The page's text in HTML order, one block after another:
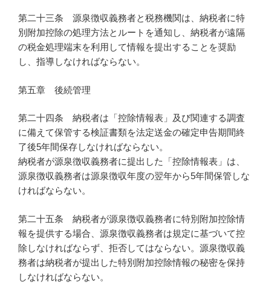
第二十三条 源泉徴収義務者と税務機関は、納税者に特
別附加控除の処理方法とルートを通知し、納税者が遠隔
の税金処理端末を利用して情報を提出することを奨励
し、指導しなければならない。
第五章 後続管理
第二十四条 納税者は「控除情報表」及び関連する調査
に備えて保管する検証書類を法定送金の確定申告期間終
了後5年間保存しなければならない。
納税者が源泉徴収義務者に提出した「控除情報表」は、
源泉徴収義務者は源泉徴収年度の翌年から5年間保管しな
ければならない。
第二十五条 納税者が源泉徴収義務者に特別附加控除情
報を提供する場合、源泉徴収義務者は規定に基づいて控
除しなければならず、拒否してはならない。源泉徴収義
務者は納税者が提出した特別附加控除情報の秘密を保持
しなければならない。